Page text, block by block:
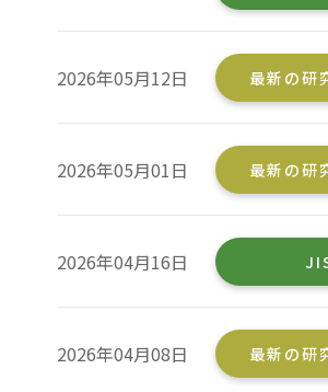
2026年05月12日 最新の研
2026年05月01日 最新の研
2026年04月16日
2026年04月08日 最新の研